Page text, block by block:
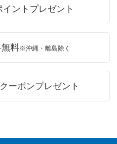
イントプレゼント
料※沖縄・離島除く
ーポンプレゼント